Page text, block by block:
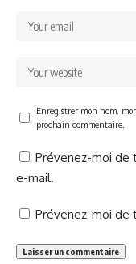
Enregistrer mon nom,
prochain commentaire.
Prévenez-moi de
e-mail.
Prévenez-moi de